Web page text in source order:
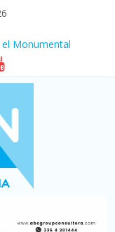
julio: bajó un 12,6%
Monumental
décadas y ya
el sector
y consumo
el país, un 5,9%